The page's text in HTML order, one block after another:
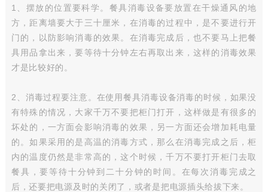
1、摆放的位置要科学。餐具消毒设备要放置在干燥通风的地
方，距离墙要大于三十厘米，在消毒的过程中，是不要进行开
门的，以防影响消毒的效果。在消毒完成后，也不要马上把餐
具用品拿出来，要等待十分钟左右再取出来，这样的消毒效果
才是比较好的。
2、消毒过程要注意。在使用餐具消毒设备消毒的时候，如果没
有特殊的情况，大家千万不要把柜门打开，这样做是有很多的
坏处的，一方面会影响消毒的效果，另一方面还会增加耗电量
的。如果采用的是高温的消毒方式，那么在消毒完成之后，柜
内的温度仍然是非常高的，这个时候，千万不要打开柜门去取
餐具，要等待十分钟到二十分钟的时间。在每次消毒完成之
后，还要把电源及时的关闭了，或者是把电源插头给拔下来。